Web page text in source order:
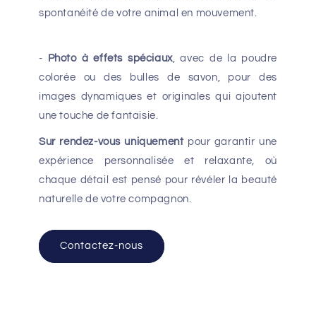
spontanéité de votre animal en mouvement.
- Photo à effets spéciaux, avec de la poudre
colorée ou des bulles de savon, pour des
images dynamiques et originales qui ajoutent
une touche de fantaisie.
Sur rendez-vous uniquementpour garantir une
expérience personnalisée et relaxante, où
chaque détail est pensé pour révéler la beauté
naturelle de votre compagnon.
Contactez-nous